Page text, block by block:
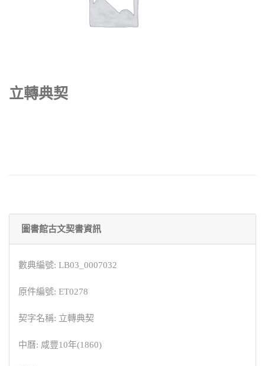
立轉典契
圖書館古文契書資訊
數典編號: LB03_0007032
原件編號: ET0278
契字名稱: 立轉典契
中曆: 咸豐10年(1860)